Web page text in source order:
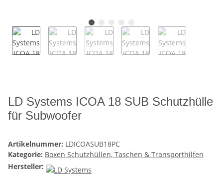
LD Systems ICOA 18 SUB Schutzhülle
für Subwoofer
Artikelnummer: LDICOASUB18PC
Kategorie: Boxen Schutzhüllen, Taschen & Transporthilfen
Hersteller: